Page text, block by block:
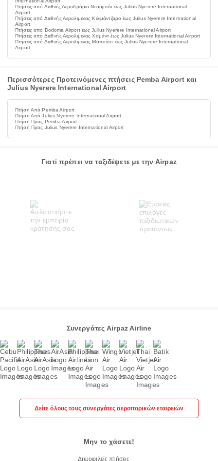
Πτήσεις από Διεθνές Αεροδρόμιο Ντουμπάι έως Julius Nyerere International
Airport
Πτήσεις από Διεθνής Αερολιμένας Κιλιμάντζαρο έως Julius Nyerere International
Airport
Πτήσεις από Dodoma Airport έως Julius Nyerere International Airport
Πτήσεις από Διεθνής Αερολιμένας Χαμάντ έως Julius Nyerere International Airport
Πτήσεις από Διεθνής Αερολιμένας Μαπούτο έως Julius Nyerere International
Airport
Περισσότερες Προτεινόμενες πτήσεις Pemba Airport και
Julius Nyerere International Airport
Πτήση Από Pemba Airport
Πτήση Από Julius Nyerere International Airport
Πτήση Προς Pemba Airport
Πτήση Προς Julius Nyerere International Airport
Γιατί πρέπει να ταξιδέψετε με την Airpaz
Συνεργάτες Airpaz Airline
Δείτε όλους τους συνεργάτες αεροπορικών εταιρειών
Μην το χάσετε!
Δημοφιλείς πτήσεις